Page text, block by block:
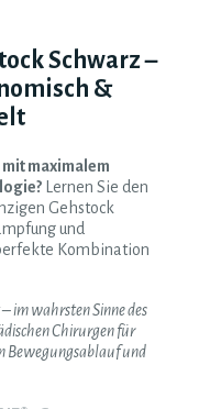
Schwarz –
&
maximalem
Lernen Sie den
Gehstock
und
Kombination
im wahrsten Sinne des
Chirurgen für
und